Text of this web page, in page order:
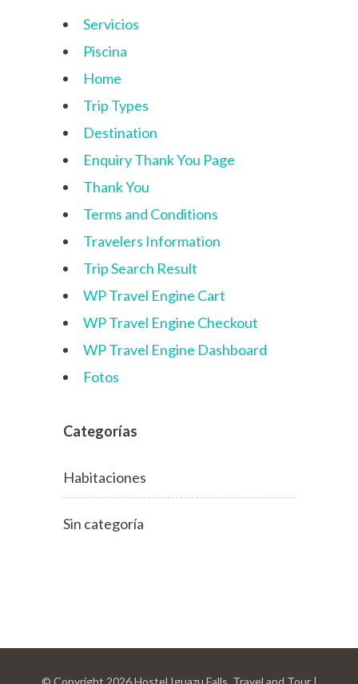
Servicios
Piscina
Home
Trip Types
Destination
Enquiry Thank You Page
Thank You
Terms and Conditions
Travelers Information
Trip Search Result
WP Travel Engine Cart
WP Travel Engine Checkout
WP Travel Engine Dashboard
Fotos
Categorías
Habitaciones
Sin categoría
© Copyright 2026Hostel Iguazu Falls Travel and Tour |